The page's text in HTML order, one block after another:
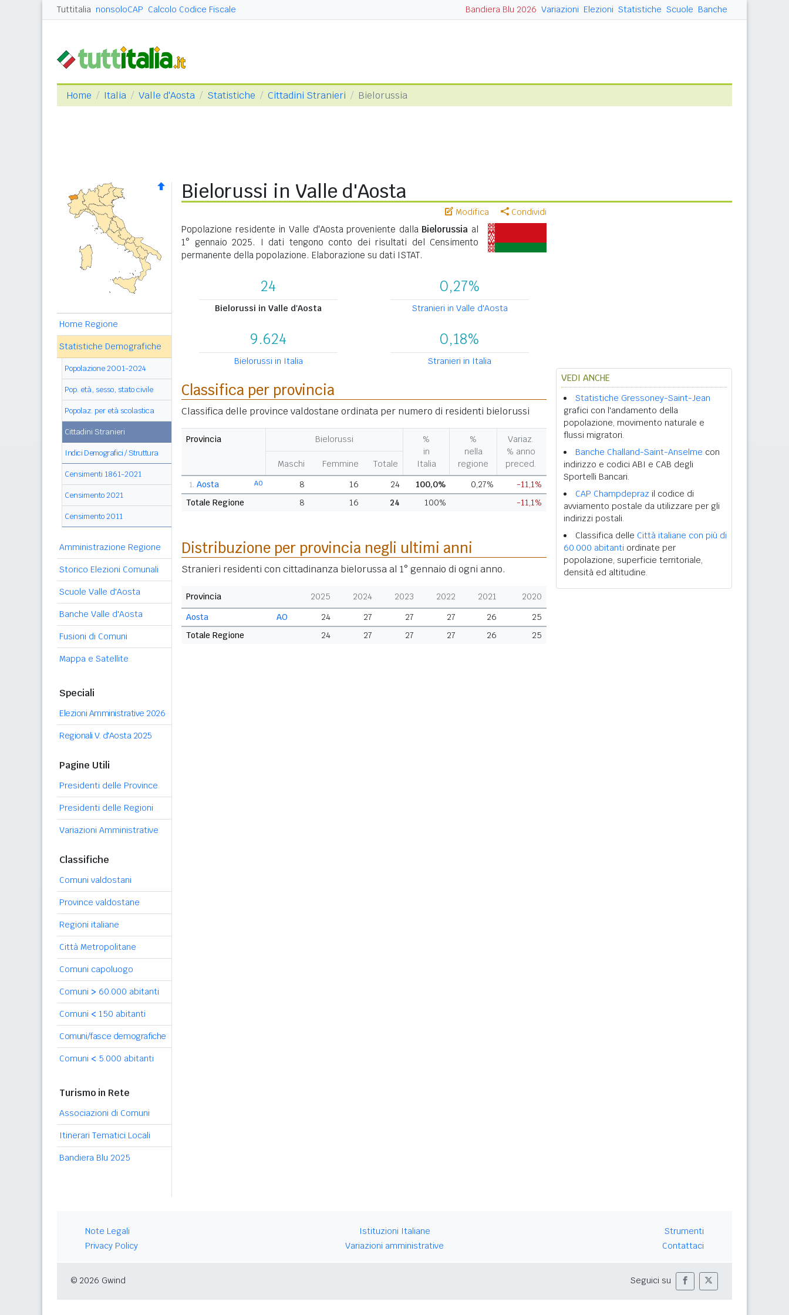
Tuttitalia nonsoloCAP Calcolo Codice Fiscale Bandiera Blu 2026 Variazioni Elezioni Statistiche Scuole Banche
Home Italia Valle d'Aosta Statistiche Cittadini Stranieri Bielorussia
Home Regione
Statistiche Demografiche
Popolazione 2001-2024
Pop. età, sesso, stato civile
Popolaz. per età scolastica
Cittadini Stranieri
Indici Demografici / Struttura
Censimenti 1861-2021
Censimento 2021
Censimento 2011
Amministrazione Regione
Storico Elezioni Comunali
Scuole Valle d'Aosta
Banche Valle d'Aosta
Fusioni di Comuni
Mappa e Satellite
Speciali
Elezioni Amministrative 2026
Regionali V. d'Aosta 2025
Pagine Utili
Presidenti delle Province
Presidenti delle Regioni
Variazioni Amministrative
Classifiche
Comuni valdostani
Province valdostane
Regioni italiane
Città Metropolitane
Comuni capoluogo
Comuni > 60.000 abitanti
Comuni < 150 abitanti
Comuni/fasce demografiche
Comuni < 5.000 abitanti
Turismo in Rete
Associazioni di Comuni
Itinerari Tematici Locali
Bandiera Blu 2025
Bielorussi in Valle d'Aosta
Modifica Condividi
Popolazione residente in Valle d'Aosta proveniente dalla Bielorussia al
1° gennaio 2025. I dati tengono conto dei risultati del Censimento
permanente della popolazione. Elaborazione su dati ISTAT.
24
Bielorussi in Valle d'Aosta
0,27%
Stranieri in Valle d'Aosta
9.624
Bielorussi in Italia
0,18%
Stranieri in Italia
Classifica per provincia
Classifica delle province valdostane ordinata per numero di residenti bielorussi
Provincia Bielorussi
%
in
Italia
%
nella
regione
Variaz.
% anno
preced.
Maschi Femmine Totale
1. AO
Aosta 8 16 24 100,0% 0,27%
-11,1%
Totale Regione
8 16 24 100% -11,1%
Distribuzione per provincia negli ultimi anni
Stranieri residenti con cittadinanza bielorussa al 1° gennaio di ogni anno.
Provincia 2025 2024 2023 2022 2021
2020
AO
Aosta 24 27 27 27 26
25
Totale Regione
24 27 27 27 26 25
VEDI ANCHE
Statistiche Gressoney-Saint-Jean
grafici con l'andamento della
popolazione, movimento naturale e
flussi migratori.
Banche Challand-Saint-Anselme con
indirizzo e codici ABI e CAB degli
Sportelli Bancari.
CAP Champdepraz il codice di
avviamento postale da utilizzare per gli
indirizzi postali.
Classifica delle Città italiane con più di
60.000 abitanti ordinate per
popolazione, superficie territoriale,
densità ed altitudine.
Note Legali
Privacy Policy
Istituzioni Italiane
Variazioni amministrative
Strumenti
Contattaci
© 2026 Gwind Seguici su